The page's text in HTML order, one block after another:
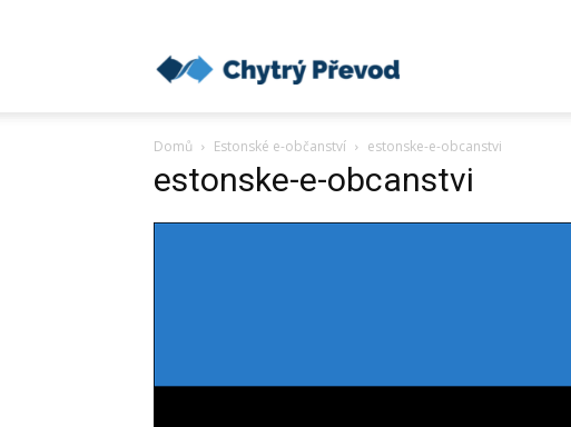
převod
Domů Estonské e-občanství estonske-e-obcanstvi
estonske-e-obcanstvi